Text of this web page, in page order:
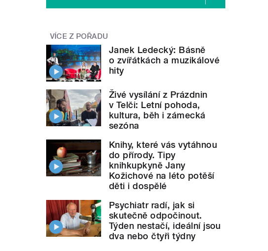
VÍCE Z POŘADU
Janek Ledecký: Básně
o zvířátkách a muzikálové
hity
Živé vysílání z Prázdnin
v Telči: Letní pohoda,
kultura, běh i zámecká
sezóna
Knihy, které vás vytáhnou
do přírody. Tipy
knihkupkyně Jany
Kožichové na léto potěší
děti i dospělé
Psychiatr radí, jak si
skutečně odpočinout.
Týden nestačí, ideální jsou
dva nebo čtyři týdny